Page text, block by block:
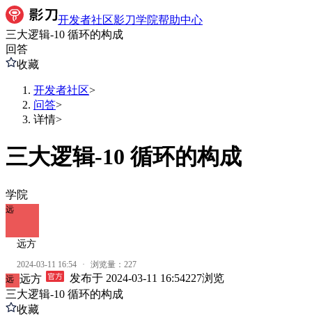
开发者社区影刀学院帮助中心
三大逻辑-10 循环的构成
回答
收藏
开发者社区>
问答>
详情>
三大逻辑-10 循环的构成
学院
远
远方
2024-03-11 16:54 · 浏览量： 227
远 远方 发布于 2024-03-11 16:54227浏览
三大逻辑-10 循环的构成
收藏